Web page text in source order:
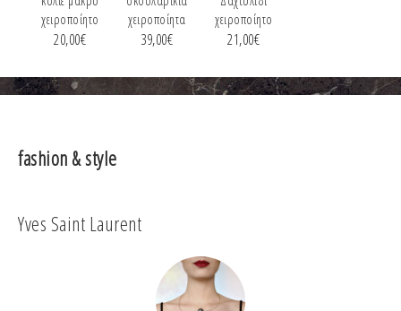
χειροποίητο
20,00€
χειροποίητα
39,00€
χειροποίητο
21,00€
fashion & style
Yves Saint Laurent